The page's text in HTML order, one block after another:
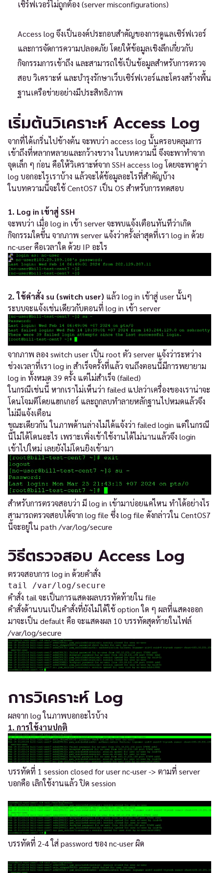
เซิร์ฟเวอร์ไม่ถูกต้อง (server misconfigurations)
Access log จึงเป็นองค์ประกอบสำคัญของการดูแลเซิร์ฟเวอร์
และการจัดการความปลอดภัย โดยให้ข้อมูลเชิงลึกเกี่ยวกับ
กิจกรรมการเข้าถึง และสามารถใช้เป็นข้อมูลสำหรับการตรวจ
สอบ วิเคราะห์ และบำรุงรักษาเว็บเซิร์ฟเวอร์และโครงสร้างพื้น
ฐานเครือข่ายอย่างมีประสิทธิภาพ
เริ่มต้นวิเคราะห์ Access Log
จากที่ได้เกริ่นไปข้างต้น จะพบว่า access log นั้นครอบคลุมการ
เข้าถึงที่หลากหลายและกว้างขวาง ในบทความนี้ จึงจะพาทำจาก
จุดเล็ก ๆ ก่อน คือให้วิเคราะห์จาก SSH access log โดยจะพาดูว่า
log บอกอะไรเราบ้าง แล้วจะได้ข้อมูลอะไรที่สำคัญบ้าง
ในบทความนี้จะใช้ CentOS7 เป็น OS สำหรับการทดสอบ
1. Log in เข้าสู่ SSH
จะพบว่า เมื่อ log in เข้า server จะพบแจ้งเตือนทันทีว่าเกิด
กิจกรรมใดขึ้น จากภาพ server แจ้งว่าครั้งล่าสุดที่เรา log in ด้วย
nc-user คือเวลาใด ด้วย IP อะไร
2. ใช้คำสั่ง su (switch user) แล้ว log in เข้าสู่ user นั้นๆ
ระบบจะแจ้งเช่นเดียวกับตอนที่ log in เข้า server
จากภาพ ลอง switch user เป็น root ตัว server แจ้งว่าระหว่าง
ช่วงเวลาที่เรา log in สำเร็จครั้งที่แล้ว จนถึงตอนนี้มีการพยายาม
log in ทั้งหมด 39 ครั้ง แต่ไม่สำเร็จ (failed)
ในกรณีเช่นนี้ หากเราไม่เห็นว่า failed แปลว่าเครื่องของเราน่าจะ
โดนโจมตีโดยแฮกเกอร์ และถูกลบทำลายหลักฐานไปหมดแล้วจึง
ไม่มีแจ้งเตือน
ขณะเดียวกัน ในภาพด้านล่างไม่ได้แจ้งว่า failed login แต่ในกรณี
นี้ไม่ได้โดนอะไร เพราะเพิ่งเข้าใช้งานได้ไม่นานแล้วจึง login
เข้าไปใหม่ เลยยังไม่โดนยิงเข้ามา
สำหรับการตรวจสอบว่า มี log in เข้ามาบ่อยแค่ไหน ทำได้อย่างไร
สามารถตรวจสอบได้จาก log file ซึ่ง log file ดังกล่าวใน CentOS7
นี้จะอยู่ใน path /var/log/secure
วิธีตรวจสอบ Access Log
ตรวจสอบการ log in ด้วยคำสั่ง
tail /var/log/secure
คำสั่ง tail จะเป็นการแสดงผลบรรทัดท้ายใน file
คำสั่งด้านบนเป็นคำสั่งที่ยังไม่ได้ใช้ option ใด ๆ ผลที่แสดงออก
มาจะเป็น default คือ จะแสดงผล 10 บรรทัดสุดท้ายในไฟล์
/var/log/secure
การวิเคราะห์ Log
ผลจาก log ในภาพบอกอะไรบ้าง
1. การใช้งานปกติ
บรรทัดที่ 1 session closed for user nc-user -> ตามที่ server
บอกคือ เลิกใช้งานแล้ว ปิด session
บรรทัดที่ 2-4 ใส่ password ของ nc-user ผิด